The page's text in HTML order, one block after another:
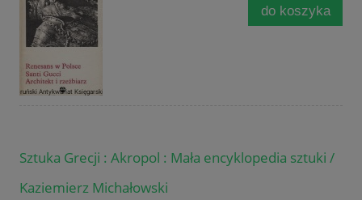
do koszyka
Sztuka Grecji : Akropol : Mała encyklopedia sztuki /
Kaziemierz Michałowski